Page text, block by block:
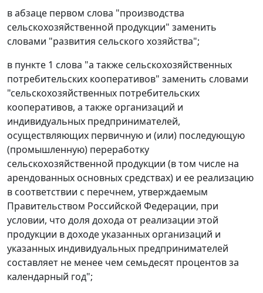
в абзаце первом слова "производства
сельскохозяйственной продукции" заменить
словами "развития сельского хозяйства";
в пункте 1 слова "а также сельскохозяйственных
потребительских кооперативов" заменить словами
"сельскохозяйственных потребительских
кооперативов, а также организаций и
индивидуальных предпринимателей,
осуществляющих первичную и (или) последующую
(промышленную) переработку
сельскохозяйственной продукции (в том числе на
арендованных основных средствах) и ее реализацию
в соответствии с перечнем, утверждаемым
Правительством Российской Федерации, при
условии, что доля дохода от реализации этой
продукции в доходе указанных организаций и
указанных индивидуальных предпринимателей
составляет не менее чем семьдесят процентов за
календарный год";